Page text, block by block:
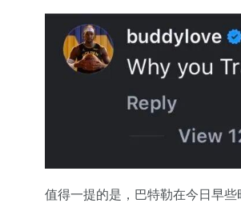
值得一提的是，巴特勒在今日早些